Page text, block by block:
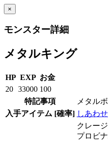
×
モンスター詳細
メタルキング
HP EXP お金
20 33000 100
特記事項
メタル
入手アイテム [確率] しあわ
クレー
プロビ